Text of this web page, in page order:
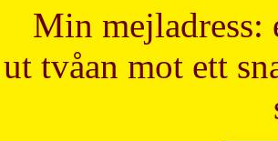
Min mejladress:
tvåan mot ett